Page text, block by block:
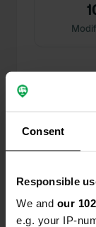
Consent
Responsible
We and our
e.g. your IP-
Ho
2 € per